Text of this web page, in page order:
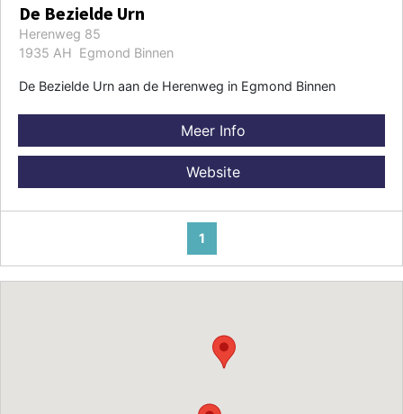
De Bezielde Urn
Herenweg 85
1935 AH Egmond Binnen
De Bezielde Urn aan de Herenweg in Egmond Binnen
Meer Info
Website
1